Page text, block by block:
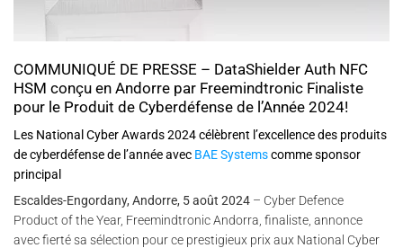
COMMUNIQUÉ DE PRESSE – DataShielder Auth NFC
HSM conçu en Andorre par Freemindtronic Finaliste
pour le Produit de Cyberdéfense de l’Année 2024!
Les National Cyber Awards 2024 célèbrent l’excellence des produits
de cyberdéfense de l’année avec BAE Systemscomme sponsor
principal
Escaldes-Engordany, Andorre, 5 août 2024 – Cyber Defence
Product of the Year, Freemindtronic Andorra, finaliste, annonce
avec fierté sa sélection pour ce prestigieux prix aux National Cyber